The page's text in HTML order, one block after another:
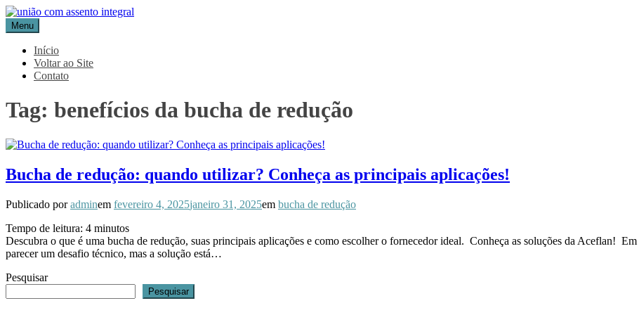
Pular
para
o
conteúdo
Blog Aceflan
Líder em Acessórios Industriais
Menu
Início
Voltar ao Site
Contato
Tag: benefícios da bucha de redução
Bucha de redução: quando utilizar? Conheça as principais aplicações!
Publicado poradminem fevereiro 4, 2025janeiro 31, 2025em bucha de redução
Tempo de leitura: 4 minutos
Descubra o que é uma bucha de redução, suas principais aplicações e como escolher o fornecedor ideal. Conheça as soluções da Aceflan!
parecer um desafio técnico, mas a solução está…
Pesquisar
Pesquisar